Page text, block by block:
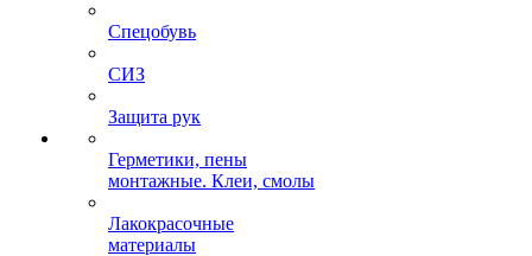
Спецобувь
СИЗ
Защита рук
Герметики, пены
монтажные. Клеи, смолы
Лакокрасочные
материалы